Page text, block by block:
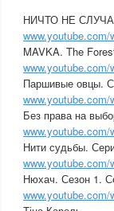
НИЧТО НЕ
MAVKA. The
Паршивые овцы.
Без права на
Нити судьбы.
Нюхач. Сезон 1.